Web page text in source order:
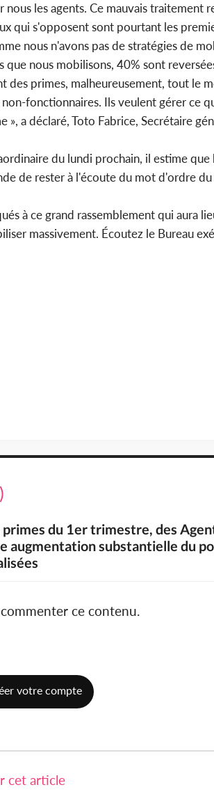
les agents. Ce mauvais traitement
qui s'opposent sont pourtant les
nous n'avons pas de stratégies de
nous mobilisons, 40% sont
des primes, malheureusement, tout le
fonctionnaires. Ils veulent gérer ce
a déclaré, Toto Fabrice, Secrétaire
du lundi prochain, il estime
de rester à l'écoute du mot d'ordre
à ce grand rassemblement qui aura
massivement. Écoutez le Bureau
du 1er trimestre, des
augmentation substantielle du
ce contenu.
votre compte
cet article